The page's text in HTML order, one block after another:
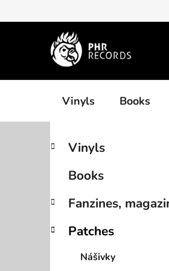
to
Vinyls Books
S
b
r
categories
C
a
o
i
Vinyls
Books
Fanzines,
Patches
Nášivky